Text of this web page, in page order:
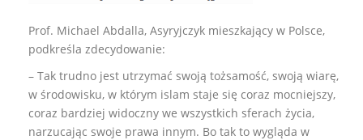
Prof. Michael Abdalla, Asyryjczyk mieszkający w Polsce,
podkreśla zdecydowanie:
– Tak trudno jest utrzymać swoją tożsamość, swoją wiarę,
w środowisku, w którym islam staje się coraz mocniejszy,
coraz bardziej widoczny we wszystkich sferach życia,
narzucając swoje prawa innym. Bo tak to wygląda w